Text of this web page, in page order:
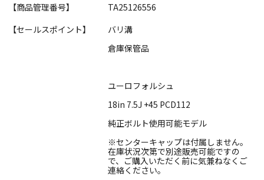
【商品管理番号】
TA25126556
【セールスポイント】
バリ溝
倉庫保管品
ユーロフォルシュ
18in 7.5J +45 PCD112
純正ボルト使用可能モデル
※センターキャップは付属しません。
在庫状況次第で別途販売可能ですの
で、ご購入いただく前に気兼ねなくご
連絡ください。